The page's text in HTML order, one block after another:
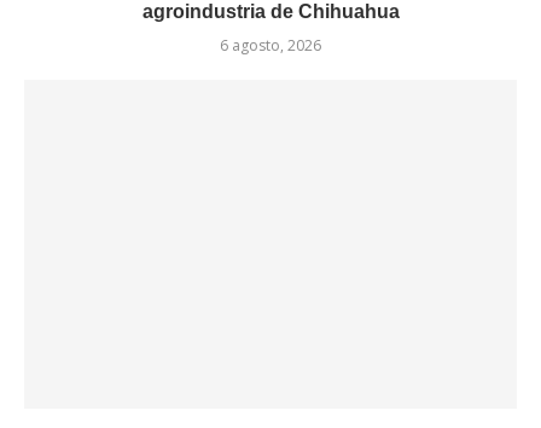
agroindustria de Chihuahua
6 agosto, 2026